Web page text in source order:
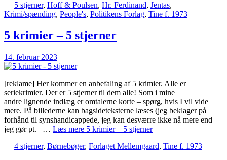
— 5 stjerner, Hoff & Poulsen, Hr. Ferdinand, Jentas,
Krimi/spænding, People's, Politikens Forlag, Tine f. 1973 —
5 krimier – 5 stjerner
14. februar 2023
[reklame] Her kommer en anbefaling af 5 krimier. Alle er
seriekrimier. Der er 5 stjerner til dem alle! Som i mine
andre lignende indlæg er omtalerne korte – spørg, hvis I vil vide
mere. På billederne kan bagsideteksterne læses (jeg beklager på
forhånd til synshandicappede, jeg kan desværre ikke nå mere end
jeg gør pt. –… Læs mere 5 krimier – 5 stjerner
— 4 stjerner, Børnebøger, Forlaget Mellemgaard, Tine f. 1973 —